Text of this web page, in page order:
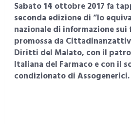
Sabato 14 ottobre 2017 fa
seconda edizione di “Io
nazionale di informazione
promossa da
Diritti del Malato, con il
Italiana del Farmaco e con il
condizionato di Assogenerici.